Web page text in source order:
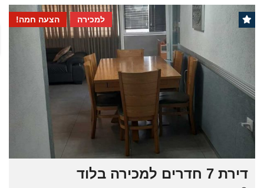
הצעה חמה! למכירה
דירת 7 חדרים למכירה בלוד